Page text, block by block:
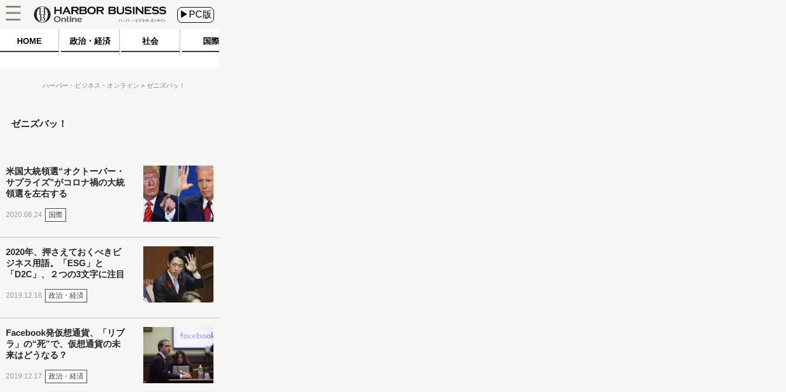
▶PC版
HOME 政治・経済 社会 国際
ハーバー・ビジネス・オンライン ゼニズバッ！
ゼニズバッ！
米国大統領選“オクトーバー・
サプライズ”がコロナ禍の大統
領選を左右する
2020.06.24 国際
2020年、押さえておくべきビ
ジネス用語。「ESG」と
「D2C」、２つの3文字に注目
2019.12.18 政治・経済
Facebook発仮想通貨、「リブ
ラ」の“死”で、仮想通貨の未
来はどうなる？
2019.12.17 政治・経済